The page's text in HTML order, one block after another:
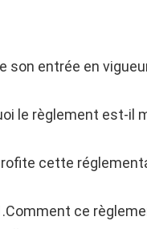
son entrée en
le règlement est-il
cette
ce